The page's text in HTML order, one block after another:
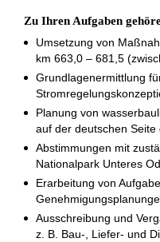
Zu Ihren Aufgaben
Umsetzung von
km 663,0 – 681,5
Grundlagenermittlung
Planung von
auf der deutschen
Abstimmungen mit
Nationalpark Unteres
Erarbeitung von
Ausschreibung und
z. B. Bau-, Liefer- und